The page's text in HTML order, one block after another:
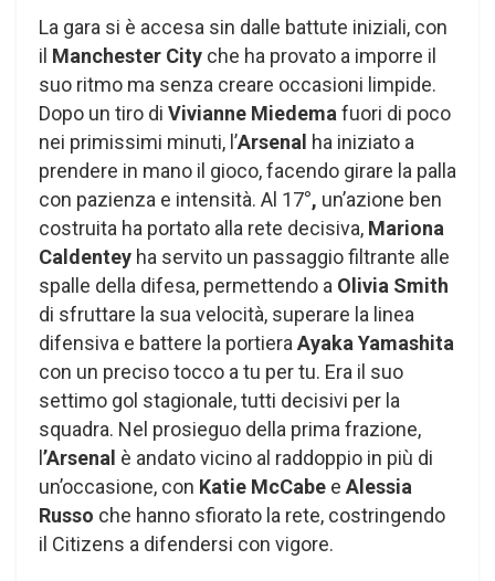
La gara si è accesa sin dalle battute iniziali, con
il Manchester City che ha provato a imporre il
suo ritmo ma senza creare occasioni limpide.
Dopo un tiro di Vivianne Miedema fuori di poco
nei primissimi minuti, l’Arsenal ha iniziato a
prendere in mano il gioco, facendo girare la palla
con pazienza e intensità. Al 17°, un’azione ben
costruita ha portato alla rete decisiva, Mariona
Caldentey ha servito un passaggio filtrante alle
spalle della difesa, permettendo a Olivia Smith
di sfruttare la sua velocità, superare la linea
difensiva e battere la portiera Ayaka Yamashita
con un preciso tocco a tu per tu. Era il suo
settimo gol stagionale, tutti decisivi per la
squadra. Nel prosieguo della prima frazione,
’Arsenal è andato vicino al raddoppio in più di
un’occasione, con Katie McCabe e Alessia
Russo che hanno sfiorato la rete, costringendo
il Citizens a difendersi con vigore.